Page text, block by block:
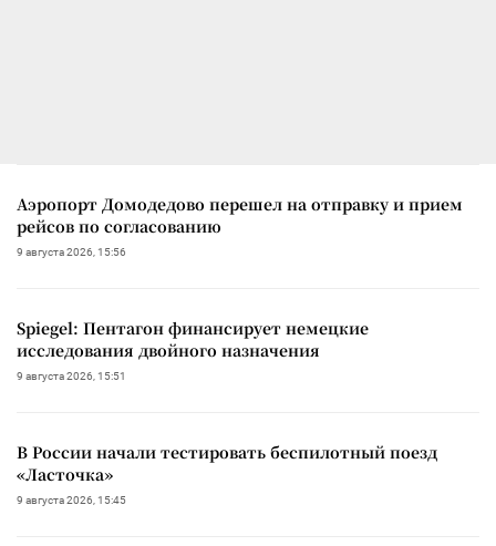
Аэропорт Домодедово перешел на отправку и прием
рейсов по согласованию
9 августа 2026, 15:56
Spiegel: Пентагон финансирует немецкие
исследования двойного назначения
9 августа 2026, 15:51
В России начали тестировать беспилотный поезд
«Ласточка»
9 августа 2026, 15:45